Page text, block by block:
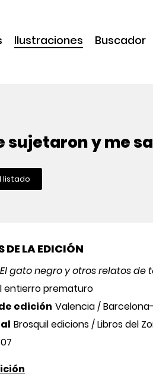
Ilustraciones Buscador
y me
listado
DE LA EDICIÓN
El gato negro y otros relatos de
entierro prematuro
edición Valencia /
Brosquil edicions / Libros del